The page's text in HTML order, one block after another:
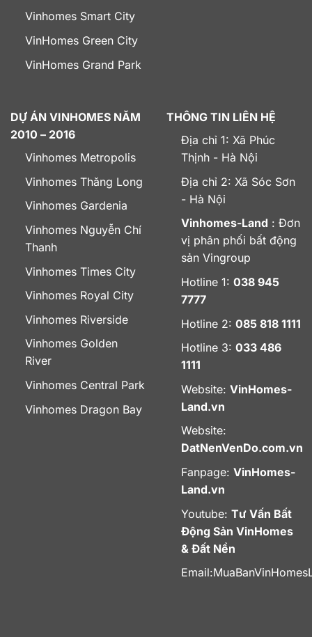
Vinhomes Smart City
VinHomes Green City
VinHomes Grand Park
DỰ ÁN VINHOMES NĂM
2010 – 2016
Vinhomes Metropolis
Vinhomes Thăng Long
Vinhomes Gardenia
Vinhomes Nguyễn Chí
Thanh
Vinhomes Times City
Vinhomes Royal City
Vinhomes Riverside
Vinhomes Golden
River
Vinhomes Central Park
Vinhomes Dragon Bay
THÔNG TIN LIÊN HỆ
Địa chỉ 1: Xã Phúc
Thịnh - Hà Nội
Địa chỉ 2: Xã Sóc Sơn
- Hà Nội
Vinhomes-Land : Đơn
vị phân phối bất động
sản Vingroup
Hotline 1: 038 945
7777
Hotline 2: 085 818 1111
Hotline 3: 033 486
1111
Website: VinHomes-
Land.vn
Website:
DatNenVenDo.com.vn
Fanpage: VinHomes-
Land.vn
Youtube: Tư Vấn Bất
Động Sản VinHomes
& Đất Nền
Email: